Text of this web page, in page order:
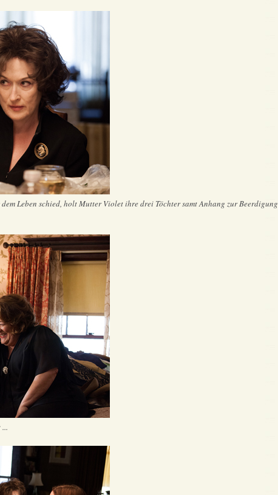
Leben schied, holt Mutter Violet ihre drei Töchter samt Anhang zur Beerdigung